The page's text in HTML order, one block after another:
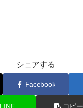
シェアする
Facebook
LINE コピー